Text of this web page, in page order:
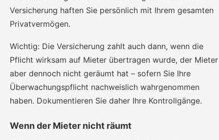
Versicherung haften Sie persönlich mit Ihrem gesamten
Privatvermögen.
Wichtig: Die Versicherung zahlt auch dann, wenn die
Pflicht wirksam auf Mieter übertragen wurde, der Mieter
aber dennoch nicht geräumt hat – sofern Sie Ihre
Überwachungspflicht nachweislich wahrgenommen
haben. Dokumentieren Sie daher Ihre Kontrollgänge.
Wenn der Mieter nicht räumt